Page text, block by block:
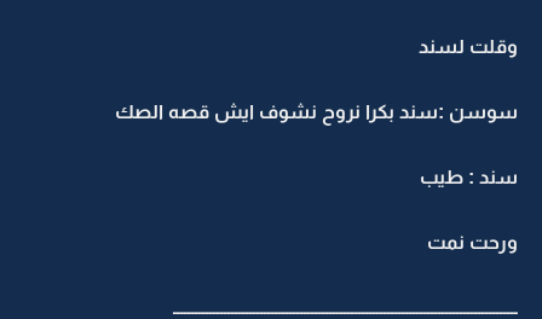
وقلت لسند
سوسن :سند بكرا نروح نشوف ايش قصه الصك
سند : طيب
ورحت نمت
ـــــــــــــــــــــــــــــــــــــــــــــــــــــــــــــــــــــــــــــــــــــــــــــــ